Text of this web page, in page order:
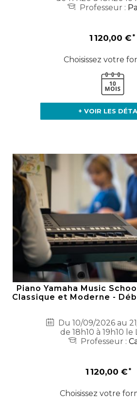
Professeur :
1 120,00 €
Choisissez votre
+ VOIR LES
Piano Yamaha Music
Classique et Moderne -
Du 10/09/2026 au
de 18h10 à 19h10 le
Professeur :
1 120,00 €
Choisissez votre